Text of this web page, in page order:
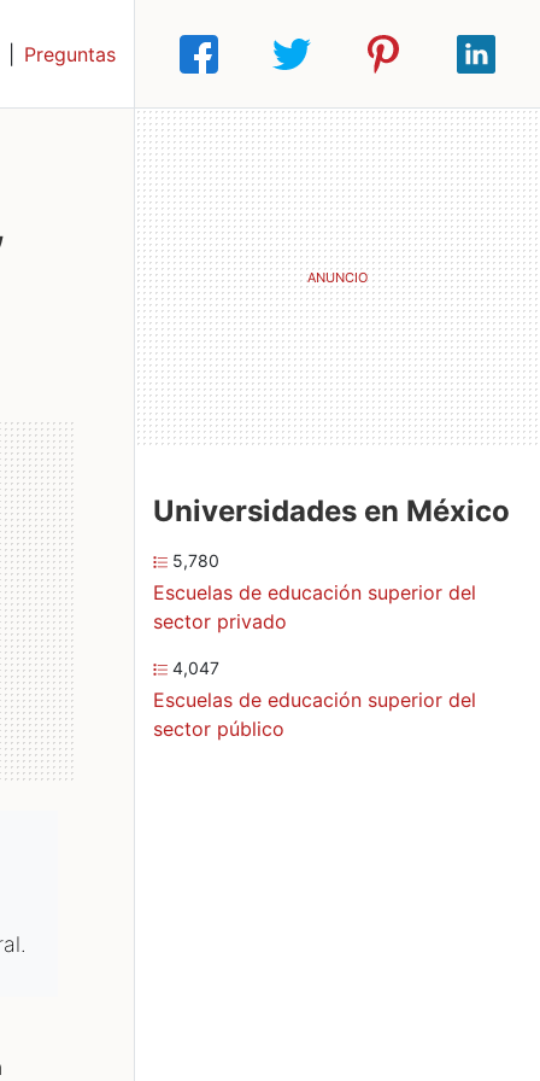
Preguntas
Universidades en México
5,780
Escuelas de educación superior del
sector privado
4,047
Escuelas de educación superior del
sector público